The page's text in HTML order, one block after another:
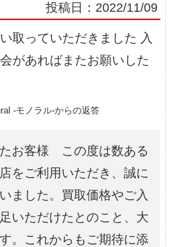
投稿日： 2022/11/09
取っていただきました 入
があればまたお願いした
-モノラル-からの返答
お客様 この度は数ある
をご利用いただき、誠に
ました。買取価格やご入
いただけたとのこと、大
。これからもご期待に添